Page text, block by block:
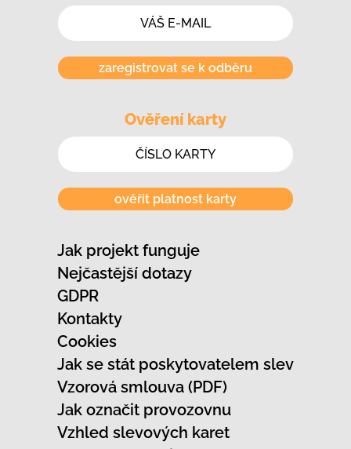
Jak projekt funguje
Nejčastější dotazy
GDPR
Kontakty
Cookies
Jak se stát poskytovatelem slev
zaregistrovat se k odběru
Ověření karty
ověřit platnost karty
Vzorová smlouva (PDF)
Jak označit provozovnu
Vzhled slevových karet